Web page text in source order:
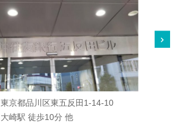
東京都品川区東五反田1-14-10
大崎駅 徒歩10分 他